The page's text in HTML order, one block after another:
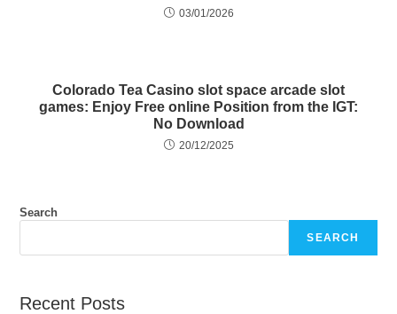
03/01/2026
Colorado Tea Casino slot space arcade slot
games: Enjoy Free online Position from the IGT:
No Download
20/12/2025
Search
SEARCH
Recent Posts